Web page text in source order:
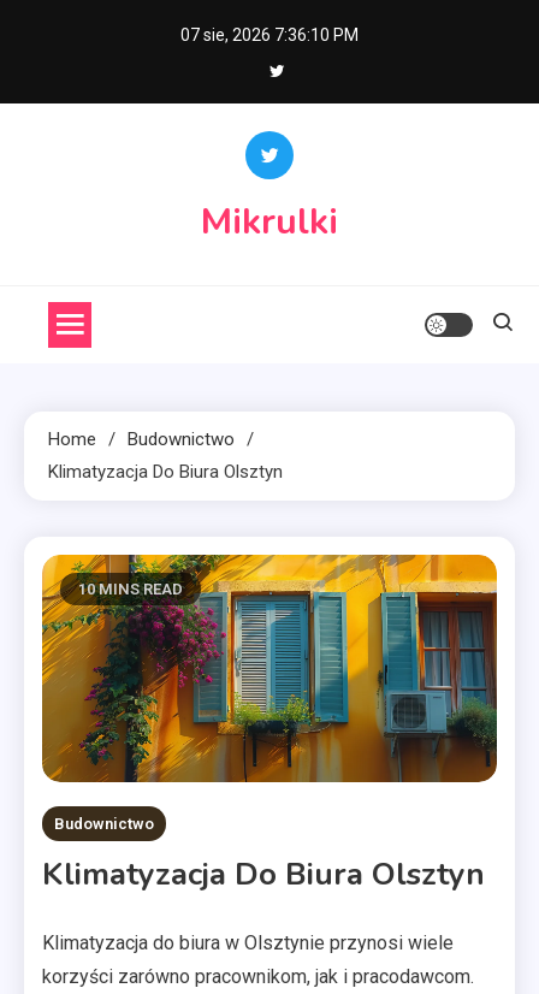
07 sie, 2026 7:36:11 PM
Mikrulki
Home
Budownictwo
Klimatyzacja Do Biura Olsztyn
10 MINS READ
Budownictwo
Klimatyzacja Do Biura Olsztyn
Klimatyzacja do biura w Olsztynie przynosi wiele
korzyści zarówno pracownikom, jak i pracodawcom.